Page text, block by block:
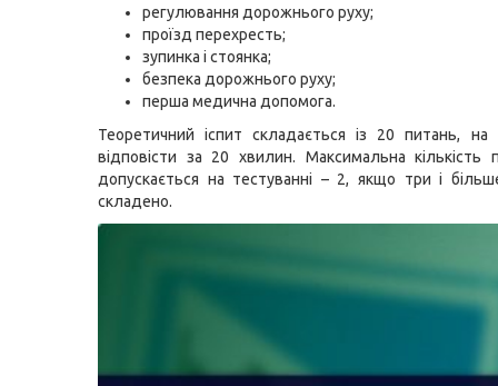
регулювання дорожнього руху;
проїзд перехресть;
зупинка і стоянка;
безпека дорожнього руху;
перша медична допомога.
Теоретичний іспит складається із 20 питань, на
відповісти за 20 хвилин. Максимальна кількість
допускається на тестуванні – 2, якщо три і
складено.